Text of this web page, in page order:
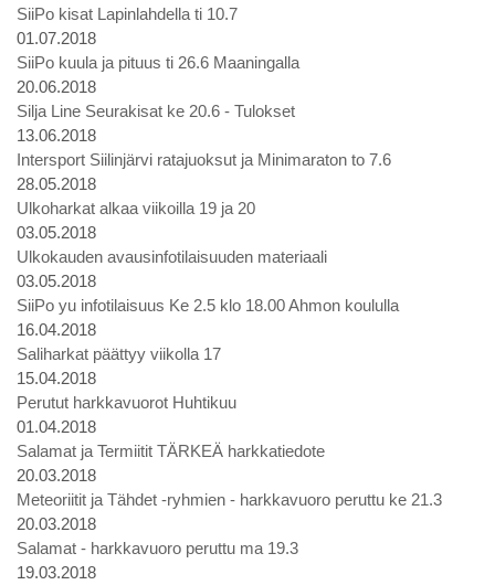
SiiPo kisat Lapinlahdella ti 10.7
01.07.2018
SiiPo kuula ja pituus ti 26.6 Maaningalla
20.06.2018
Silja Line Seurakisat ke 20.6 - Tulokset
13.06.2018
Intersport Siilinjärvi ratajuoksut ja Minimaraton to 7.6
28.05.2018
Ulkoharkat alkaa viikoilla 19 ja 20
03.05.2018
Ulkokauden avausinfotilaisuuden materiaali
03.05.2018
SiiPo yu infotilaisuus Ke 2.5 klo 18.00 Ahmon koululla
16.04.2018
Saliharkat päättyy viikolla 17
15.04.2018
Perutut harkkavuorot Huhtikuu
01.04.2018
Salamat ja Termiitit TÄRKEÄ harkkatiedote
20.03.2018
Meteoriitit ja Tähdet -ryhmien - harkkavuoro peruttu ke 21.3
20.03.2018
Salamat - harkkavuoro peruttu ma 19.3
19.03.2018